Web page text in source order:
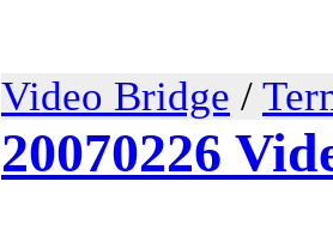
Video Bridge /
20070226